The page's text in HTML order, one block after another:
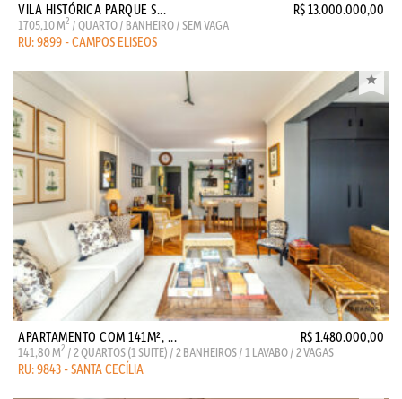
VILA HISTÓRICA PARQUE S... R$ 13.000.000,00
1705,10 M2 / QUARTO / BANHEIRO / SEM VAGA
RU: 9899 - CAMPOS ELISEOS
APARTAMENTO COM 141M², ... R$ 1.480.000,00
141,80 M2 / 2 QUARTOS (1 SUITE) / 2 BANHEIROS / 1 LAVABO / 2 VAGAS
RU: 9843 - SANTA CECÍLIA